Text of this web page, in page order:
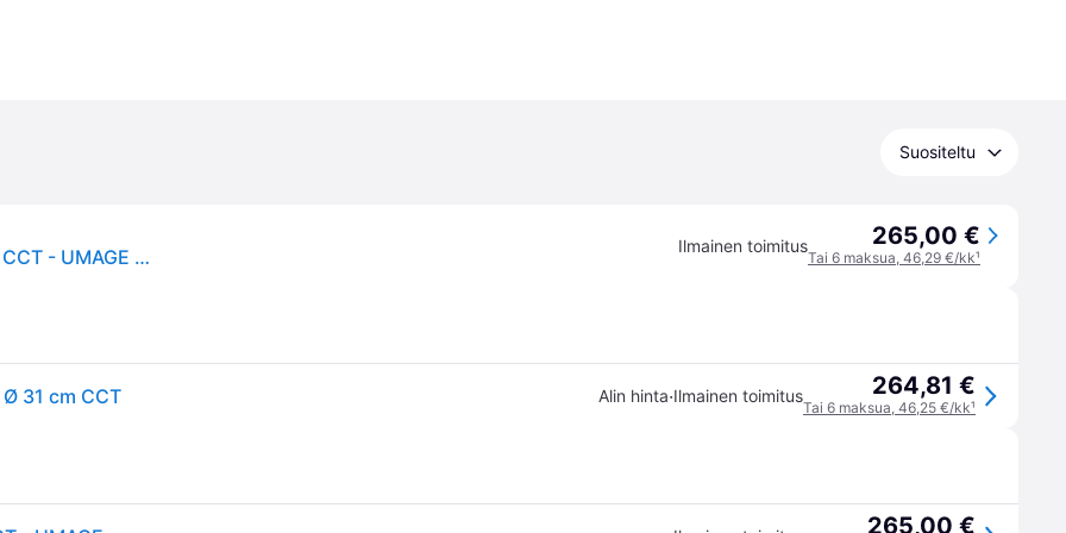
Suositeltu
Asteria Plus Mini LED-riippuvalaisin musta 31 cm CCT - UMAGE - Olohuone - Design - Metalli - Yksilamppuinen Ilmainen toimitus 265,00 €
Tai 6 maksua, 46,29 €/kk¹
31 cm CCT Alin hinta·Ilmainen toimitus 264,81 €
Tai 6 maksua, 46,25 €/kk¹
265,00 €